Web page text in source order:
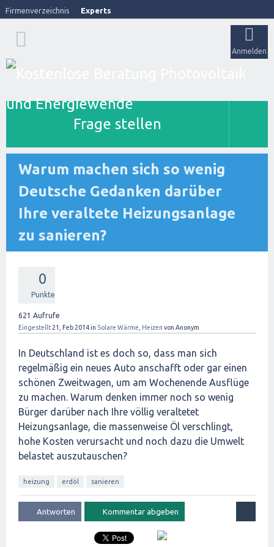
Firmenverzeichnis Experts
Anmelden
Frage stellen
Warum machen sich so wenig
Deutsche Gedanken darüber
Ihre veraltete Heizungsanlage
zu sanieren?
0
Punkte
621 Aufrufe
Eingestellt 21, Feb 2014in Solare Wärme, Heizen von Anonym
In Deutschland ist es doch so, dass man sich
regelmäßig ein neues Auto anschafft oder gar einen
schönen Zweitwagen, um am Wochenende Ausflüge
zu machen. Warum denken immer noch so wenig
Bürger darüber nach Ihre völlig veraltetet
Heizungsanlage, die massenweise Öl verschlingt,
hohe Kosten verursacht und noch dazu die Umwelt
belastet auszutauschen?
heizung erdöl sanieren